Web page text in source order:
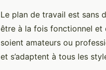
Le plan de travail est sans
être à la fois fonctionnel et
soient amateurs ou
et s’adaptent à tous les